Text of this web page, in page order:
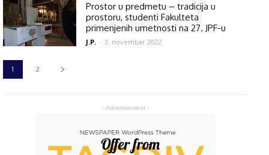
- Advertisement -
Prostor u predmetu – tradicija u
prostoru, studenti Fakulteta
primenjenih umetnosti na 27. JPF-u
J.P. - 3. novembar 2022.
1 2